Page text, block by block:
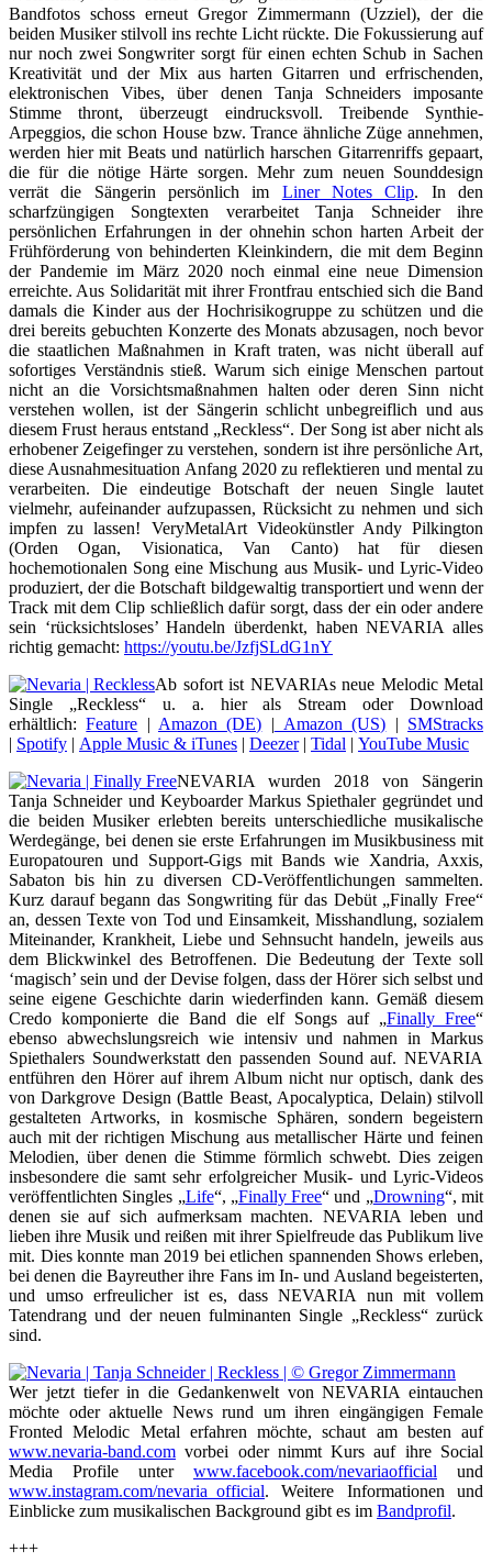
Bandfotos schoss erneut Gregor Zimmermann (Uzziel), der die
beiden Musiker stilvoll ins rechte Licht rückte. Die Fokussierung auf
nur noch zwei Songwriter sorgt für einen echten Schub in Sachen
Kreativität und der Mix aus harten Gitarren und erfrischenden,
elektronischen Vibes, über denen Tanja Schneiders imposante
Stimme thront, überzeugt eindrucksvoll. Treibende Synthie-
Arpeggios, die schon House bzw. Trance ähnliche Züge annehmen,
werden hier mit Beats und natürlich harschen Gitarrenriffs gepaart,
die für die nötige Härte sorgen. Mehr zum neuen Sounddesign
verrät die Sängerin persönlich im Liner Notes Clip. In den
scharfzüngigen Songtexten verarbeitet Tanja Schneider ihre
persönlichen Erfahrungen in der ohnehin schon harten Arbeit der
Frühförderung von behinderten Kleinkindern, die mit dem Beginn
der Pandemie im März 2020 noch einmal eine neue Dimension
erreichte. Aus Solidarität mit ihrer Frontfrau entschied sich die Band
damals die Kinder aus der Hochrisikogruppe zu schützen und die
drei bereits gebuchten Konzerte des Monats abzusagen, noch bevor
die staatlichen Maßnahmen in Kraft traten, was nicht überall auf
sofortiges Verständnis stieß. Warum sich einige Menschen partout
nicht an die Vorsichtsmaßnahmen halten oder deren Sinn nicht
verstehen wollen, ist der Sängerin schlicht unbegreiflich und aus
diesem Frust heraus entstand „Reckless“. Der Song ist aber nicht als
erhobener Zeigefinger zu verstehen, sondern ist ihre persönliche Art,
diese Ausnahmesituation Anfang 2020 zu reflektieren und mental zu
verarbeiten. Die eindeutige Botschaft der neuen Single lautet
vielmehr, aufeinander aufzupassen, Rücksicht zu nehmen und sich
impfen zu lassen! VeryMetalArt Videokünstler Andy Pilkington
(Orden Ogan, Visionatica, Van Canto) hat für diesen
hochemotionalen Song eine Mischung aus Musik- und Lyric-Video
produziert, der die Botschaft bildgewaltig transportiert und wenn der
Track mit dem Clip schließlich dafür sorgt, dass der ein oder andere
sein ‘rücksichtsloses’ Handeln überdenkt, haben NEVARIA alles
richtig gemacht: https://youtu.be/JzfjSLdG1nY
Ab sofort ist NEVARIAs neue Melodic Metal
Single „Reckless“ u. a. hier als Stream oder Download
erhältlich:Feature |Amazon (DE) | Amazon (US) | SMStracks
| Spotify | Apple Music & iTunes | Deezer| Tidal | YouTube Music
NEVARIA wurden 2018 von Sängerin
Tanja Schneider und Keyboarder Markus Spiethaler gegründet und
die beiden Musiker erlebten bereits unterschiedliche musikalische
Werdegänge, bei denen sie erste Erfahrungen im Musikbusiness mit
Europatouren und Support-Gigs mit Bands wie Xandria, Axxis,
Sabaton bis hin zu diversen CD-Veröffentlichungen sammelten.
Kurz darauf begann das Songwriting für das Debüt „Finally Free“
an, dessen Texte von Tod und Einsamkeit, Misshandlung, sozialem
Miteinander, Krankheit, Liebe und Sehnsucht handeln, jeweils aus
dem Blickwinkel des Betroffenen. Die Bedeutung der Texte soll
‘magisch’ sein und der Devise folgen, dass der Hörer sich selbst und
seine eigene Geschichte darin wiederfinden kann. Gemäß diesem
Credo komponierte die Band die elf Songs auf „Finally Free“
ebenso abwechslungsreich wie intensiv und nahmen in Markus
Spiethalers Soundwerkstatt den passenden Sound auf. NEVARIA
entführen den Hörer auf ihrem Album nicht nur optisch, dank des
von Darkgrove Design (Battle Beast, Apocalyptica, Delain) stilvoll
gestalteten Artworks, in kosmische Sphären, sondern begeistern
auch mit der richtigen Mischung aus metallischer Härte und feinen
Melodien, über denen die Stimme förmlich schwebt. Dies zeigen
insbesondere die samt sehr erfolgreicher Musik- und Lyric-Videos
veröffentlichten Singles „Life“, „Finally Free“ und „Drowning“, mit
denen sie auf sich aufmerksam machten. NEVARIA leben und
lieben ihre Musik und reißen mit ihrer Spielfreude das Publikum live
mit. Dies konnte man 2019 bei etlichen spannenden Shows erleben,
bei denen die Bayreuther ihre Fans im In- und Ausland begeisterten,
und umso erfreulicher ist es, dass NEVARIA nun mit vollem
Tatendrang und der neuen fulminanten Single „Reckless“ zurück
sind.
Wer jetzt tiefer in die Gedankenwelt von NEVARIA eintauchen
möchte oder aktuelle News rund um ihren eingängigen Female
Fronted Melodic Metal erfahren möchte, schaut am besten auf
www.nevaria-band.com vorbei oder nimmt Kurs auf ihre Social
Media Profile unter www.facebook.com/nevariaofficial und
www.instagram.com/nevaria_official. Weitere Informationen und
Einblicke zum musikalischen Background gibt es im Bandprofil.
+++